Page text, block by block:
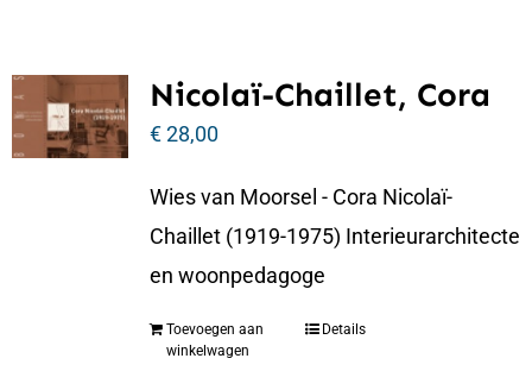
Nicolaï-Chaillet, Cora
€28,00
Wies van Moorsel - Cora Nicolaï-
Chaillet (1919-1975) Interieurarchitecte
en woonpedagoge
Toevoegen aan
winkelwagen
Details